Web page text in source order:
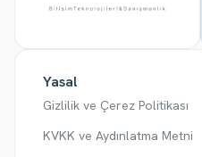
Yasal
Gizlilik ve Çerez Politikası
KVKK ve Aydınlatma Metni